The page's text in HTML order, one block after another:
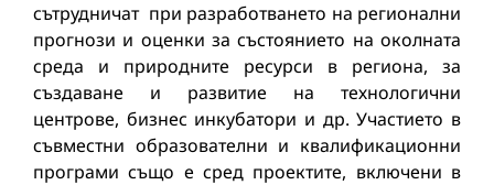
сътрудничат при разработването на регионални
прогнози и оценки за състоянието на околната
среда и природните ресурси в региона, за
създаване и развитие на технологични
центрове, бизнес инкубатори и др. Участието в
съвместни образователни и квалификационни
програми също е сред проектите, включени в